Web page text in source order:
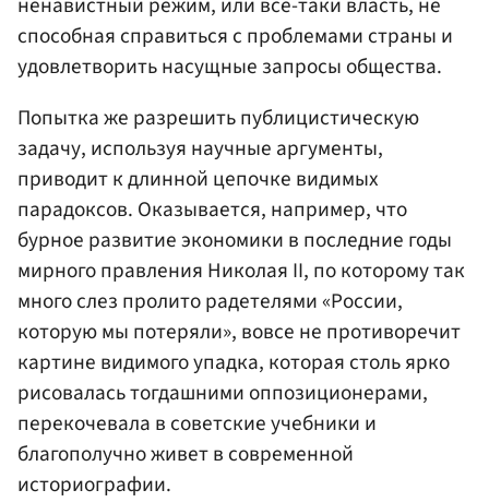
способная справиться с проблемами страны и
удовлетворить насущные запросы общества.
Попытка же разрешить публицистическую
задачу, используя научные аргументы,
приводит к длинной цепочке видимых
парадоксов. Оказывается, например, что
бурное развитие экономики в последние годы
мирного правления Николая II, по которому так
много слез пролито радетелями «России,
которую мы потеряли», вовсе не противоречит
картине видимого упадка, которая столь ярко
рисовалась тогдашними оппозиционерами,
перекочевала в советские учебники и
благополучно живет в современной
историографии.